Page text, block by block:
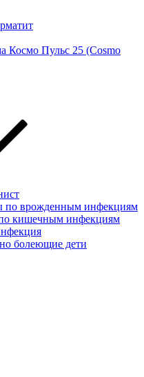
Космо Пульс 25 (Cosmo
по врожденным инфекциям
кишечным инфекциям
болеющие дети